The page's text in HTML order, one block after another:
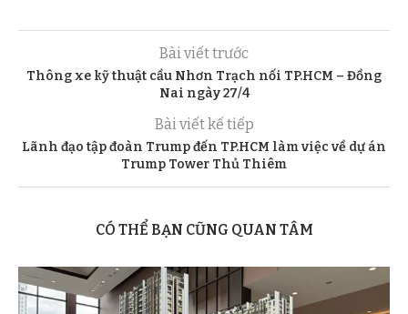
Bài viết trước
Thông xe kỹ thuật cầu Nhơn Trạch nối TP.HCM – Đồng
Nai ngày 27/4
Bài viết kế tiếp
Lãnh đạo tập đoàn Trump đến TP.HCM làm việc về dự án
Trump Tower Thủ Thiêm
CÓ THỂ BẠN CŨNG QUAN TÂM